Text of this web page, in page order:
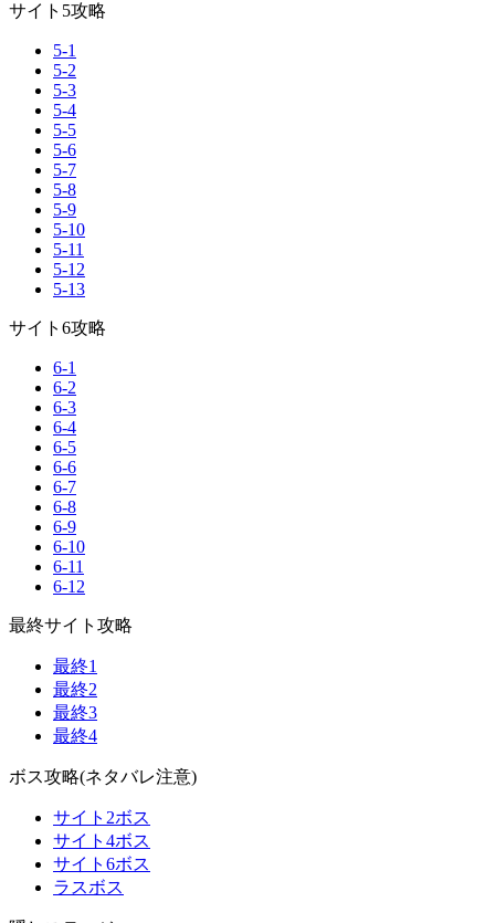
サイト5攻略
5-1
5-2
5-3
5-4
5-5
5-6
5-7
5-8
5-9
5-10
5-11
5-12
5-13
サイト6攻略
6-1
6-2
6-3
6-4
6-5
6-6
6-7
6-8
6-9
6-10
6-11
6-12
最終サイト攻略
最終1
最終2
最終3
最終4
ボス攻略(ネタバレ注意)
サイト2ボス
サイト4ボス
サイト6ボス
ラスボス